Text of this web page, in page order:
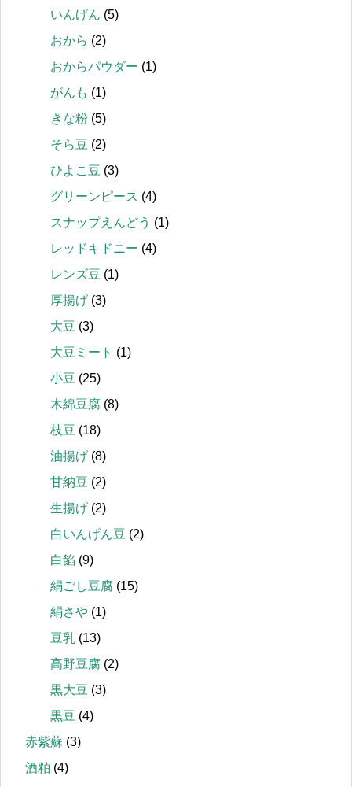
いんげん (5)
おから (2)
おからパウダー (1)
がんも (1)
きな粉 (5)
そら豆 (2)
ひよこ豆 (3)
グリーンピース (4)
スナップえんどう (1)
レッドキドニー (4)
レンズ豆 (1)
厚揚げ (3)
大豆 (3)
大豆ミート (1)
小豆 (25)
木綿豆腐 (8)
枝豆 (18)
油揚げ (8)
甘納豆 (2)
生揚げ (2)
白いんげん豆 (2)
白餡 (9)
絹ごし豆腐 (15)
絹さや (1)
豆乳 (13)
高野豆腐 (2)
黒大豆 (3)
黒豆 (4)
赤紫蘇 (3)
酒粕 (4)